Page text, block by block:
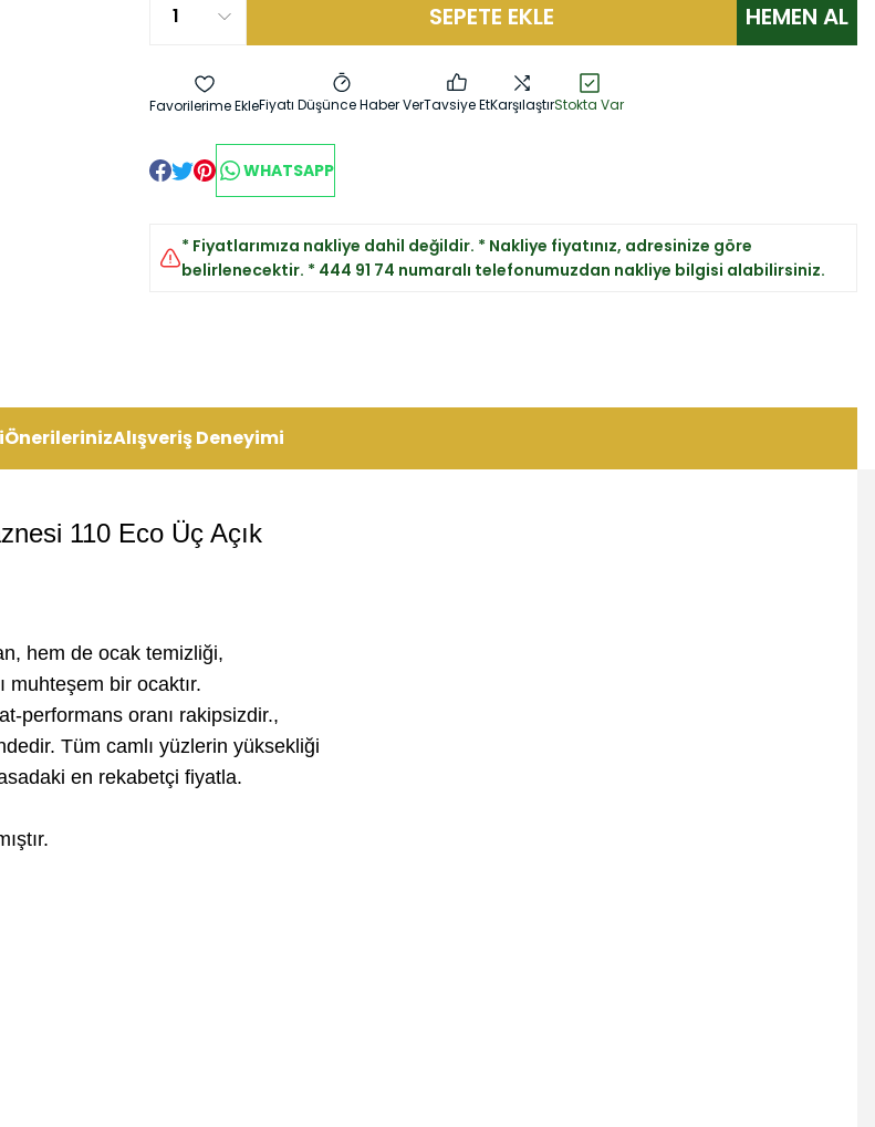
SEPETE EKLE HEMEN AL
Fiyatı Düşünce Haber VerTavsiye EtKarşılaştırStokta Var
WHATSAPP
* Fiyatlarımıza nakliye dahil değildir. * Nakliye fiyatınız, adresinize göre
belirlenecektir. * 444 91 74 numaralı telefonumuzdan nakliye bilgisi alabilirsiniz.
ÖnerilerinizAlışveriş Deneyimi
110 Eco Üç Açık
hem de ocak temizliği,
muhteşem bir ocaktır.
performans oranı rakipsizdir.,
Tüm camlı yüzlerin yüksekliği
en rekabetçi fiyatla.